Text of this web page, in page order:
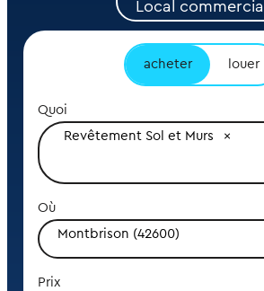
Local commercial
acheter louer
Quoi
Revêtement Sol et Murs
Où
Montbrison (42600)
Prix